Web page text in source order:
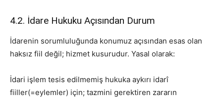
4.2. İdare Hukuku Açısından Durum
İdarenin sorumluluğunda konumuz açısından esas olan
haksız fiil değil; hizmet kusurudur. Yasal olarak:
İdari işlem tesis edilmemiş hukuka aykırı idarî
fiiller(=eylemler) için; tazmini gerektiren zararın